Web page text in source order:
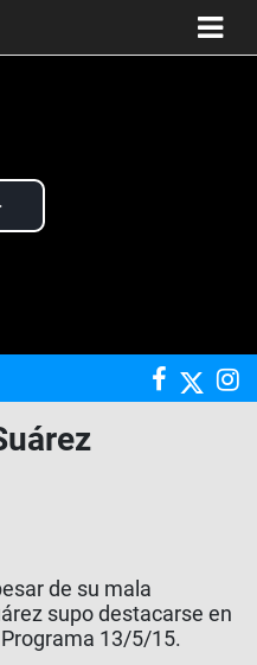
de su mala
supo destacarse en
13/5/15.